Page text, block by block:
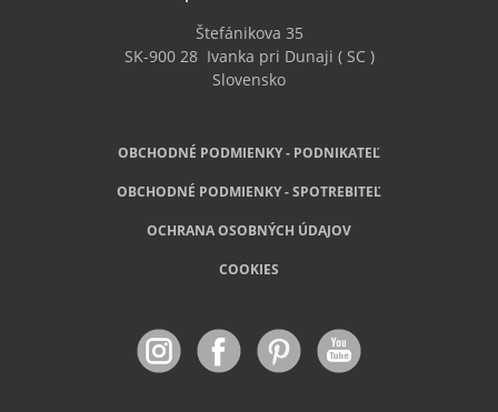
Štefánikova 35
SK-900 28Ivanka pri Dunaji ( SC )
Slovensko
OBCHODNÉ PODMIENKY - PODNIKATEĽ
OBCHODNÉ PODMIENKY - SPOTREBITEĽ
OCHRANA OSOBNÝCH ÚDAJOV
COOKIES